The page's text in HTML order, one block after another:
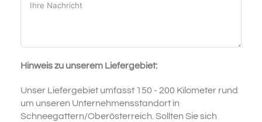
Hinweis zu unserem Liefergebiet:
Unser Liefergebiet umfasst 150 - 200 Kilometer rund
um unseren Unternehmensstandort in
Schneegattern/Oberösterreich. Sollten Sie sich